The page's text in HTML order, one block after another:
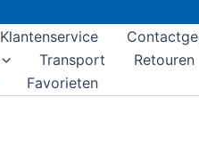
Klantenservice
Transport Retouren
Favorieten